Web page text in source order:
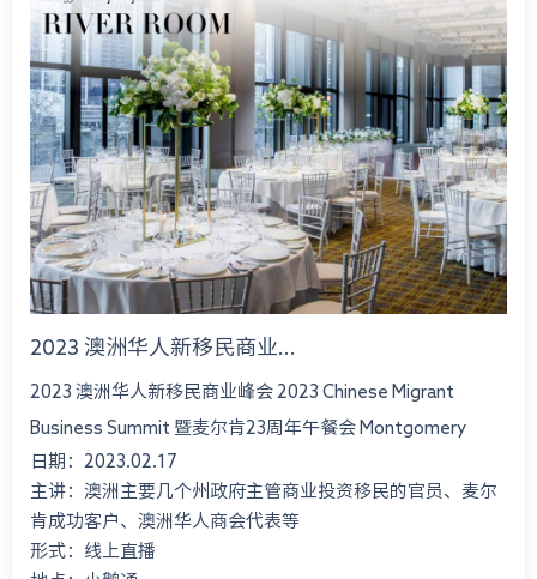
2023 澳洲华人新移民商业...
2023 澳洲华人新移民商业峰会 2023 Chinese Migrant
Business Summit 暨麦尔肯23周年午餐会 Montgomery
International Consultant 23rd An...
日期：2023.02.17
主讲：澳洲主要几个州政府主管商业投资移民的官员、麦尔
肯成功客户、澳洲华人商会代表等
形式：线上直播